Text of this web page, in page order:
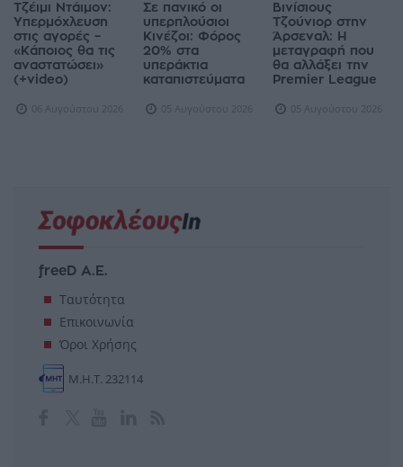
Τζέιμι Ντάιμον:
Υπερμόχλευση
στις αγορές –
«Κάποιος θα τις
αναστατώσει»
(+video)
06 Αυγούστου 2026
Σε πανικό οι
υπερπλούσιοι
Κινέζοι: Φόρος
20% στα
υπεράκτια
καταπιστεύματα
05 Αυγούστου 2026
Βινίσιους
Τζούνιορ στην
Άρσεναλ: Η
μεταγραφή που
θα αλλάξει την
Premier League
05 Αυγούστου 2026
freeD Α.Ε.
Ταυτότητα
Επικοινωνία
Όροι Χρήσης
Μ.Η.Τ. 232114